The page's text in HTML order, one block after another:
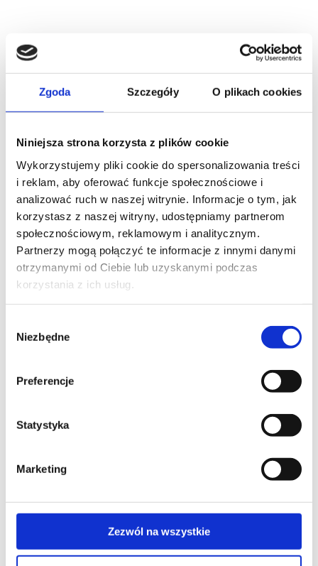
Zgoda Szczegóły O plikach cookies
Niniejsza strona korzysta z plików cookie
Wykorzystujemy pliki cookie do spersonalizowania treści
i reklam, aby oferować funkcje społecznościowe i
analizować ruch w naszej witrynie. Informacje o tym, jak
korzystasz z naszej witryny, udostępniamy partnerom
społecznościowym, reklamowym i analitycznym.
Partnerzy mogą połączyć te informacje z innymi danymi
otrzymanymi od Ciebie lub uzyskanymi podczas
korzystania z ich usług.
zgody
Niezbędne
Preferencje
Statystyka
Marketing
Zezwól na wszystkie
Nowoczesny fotel wytworzony przy użyciu
technologii gięcia drewna bukowego pod
wpływem ciśnienia i pary. LA BENDA
harmonijną, niesamowicie łagodną formą.
Wydaje się lekka, niemal unosi się w
powietrzu. Charakterystycznym